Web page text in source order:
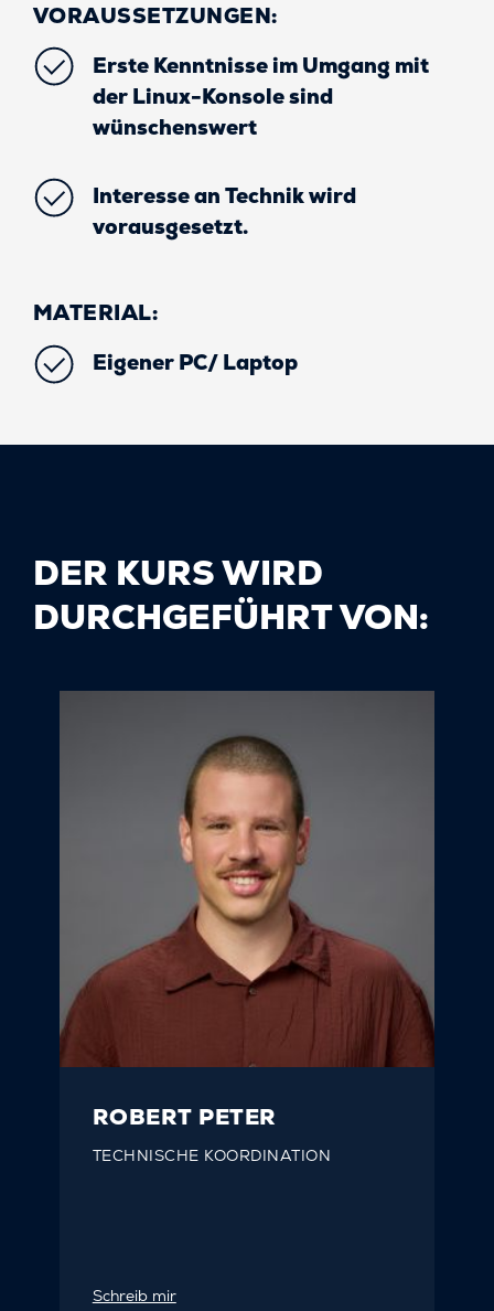
VORAUSSETZUNGEN:
Erste Kenntnisse im Umgang mit
der Linux-Konsole sind
wünschenswert
Interesse an Technik wird
vorausgesetzt.
MATERIAL:
Eigener PC/ Laptop
DER KURS WIRD
DURCHGEFÜHRT VON:
ROBERT PETER
TECHNISCHE KOORDINATION
Schreib mir